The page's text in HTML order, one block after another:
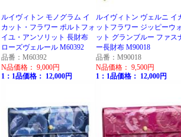
ルイヴィトン モノグラム イ
カット・フラワー ポルトフォ
イユ・アンソリット 長財布
ローズヴェルール M60392
ルイヴィトン ヴェルニ イ
ットフラワー ジッピーウ
ット グランブルー ファス
ー長財布 M90018
品番：M60392
N品価格： 9,000円
1：1品価格： 12,000円
品番：M90018
N品価格： 9,500円
1：1品価格： 12,000円